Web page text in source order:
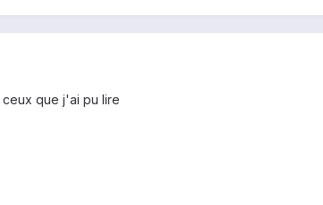
que j'ai pu lire